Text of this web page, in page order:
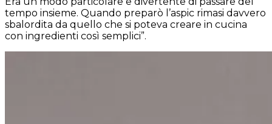
tempo insieme. Quando preparò l’aspic rimasi davvero
sbalordita da quello che si poteva creare in cucina
con ingredienti così semplici”.